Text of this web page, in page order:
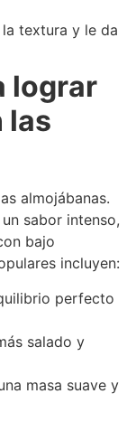
textura y le da
lograr
las
almojábanas.
sabor intenso,
bajo
incluyen:
perfecto
salado y
masa suave y